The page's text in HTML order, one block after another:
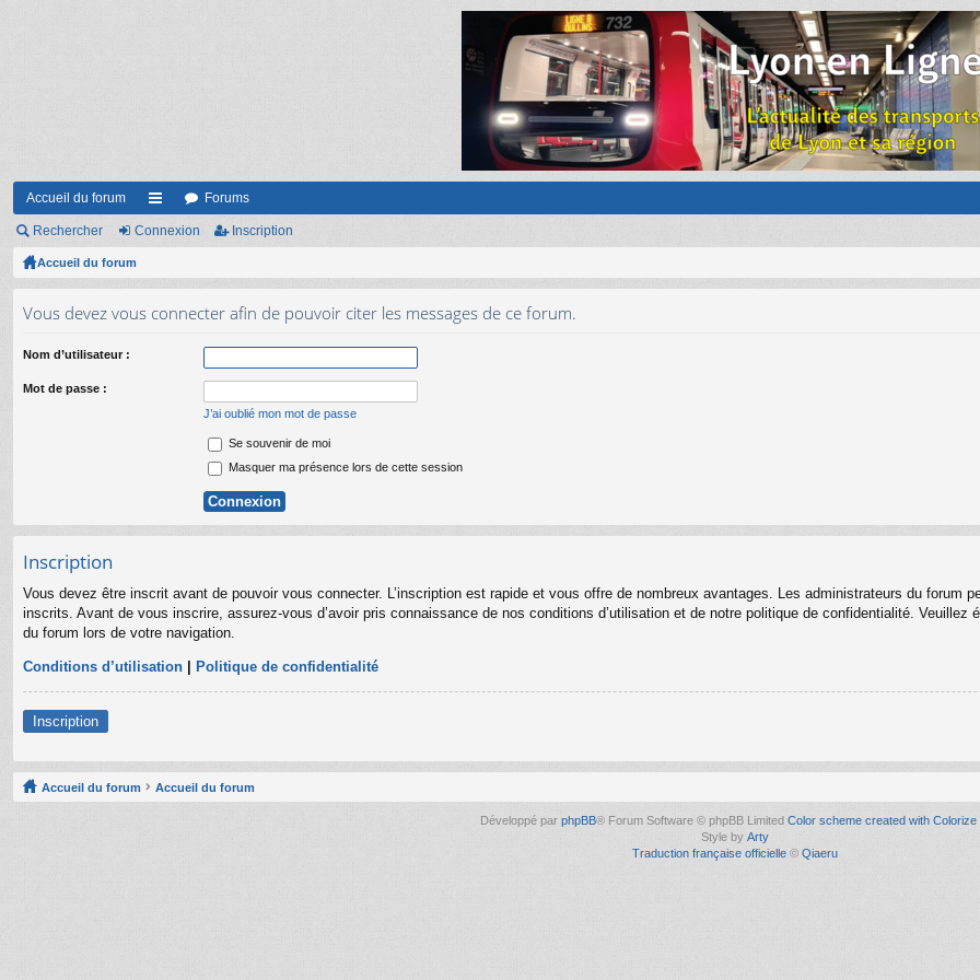
Accueil du forum
ac
Forums
Rechercher Connexion Inscription
Accueil du forum
Vous devez vous connecter afin de pouvoir citer les messages de ce forum.
Nom d’utilisateur :
Mot de passe :
J’ai oublié mon mot de passe
Se souvenir de moi
Masquer ma présence lors de cette session
Inscription
Vous devez être inscrit avant de pouvoir vous connecter. L’inscription est rapide et vous offre de nombreux avantages. Les administrateurs du forum
inscrits. Avant de vous inscrire, assurez-vous d’avoir pris connaissance de nos conditions d’utilisation et de notre politique de confidentialité.
du forum lors de votre navigation.
Conditions d’utilisation | Politique de confidentialité
Inscription
Accueil du forum Accueil du forum
Développé par phpBB® Forum Software © phpBB Limited Color scheme created with Colorize
Style by Arty
Traduction française officielle © Qiaeru